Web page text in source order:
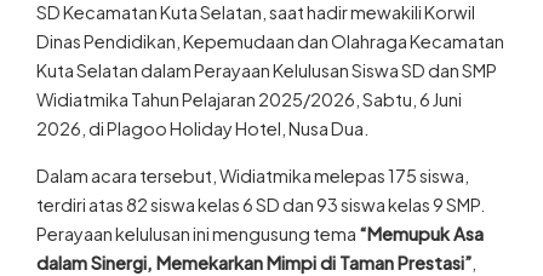
SD Kecamatan Kuta Selatan, saat hadir mewakili Korwil
Dinas Pendidikan, Kepemudaan dan Olahraga Kecamatan
Kuta Selatan dalam Perayaan Kelulusan Siswa SD dan SMP
Widiatmika Tahun Pelajaran 2025/2026, Sabtu, 6 Juni
2026, di Plagoo Holiday Hotel, Nusa Dua.
Dalam acara tersebut, Widiatmika melepas 175 siswa,
terdiri atas 82 siswa kelas 6 SD dan 93 siswa kelas 9 SMP.
Perayaan kelulusan ini mengusung tema “Memupuk Asa
dalam Sinergi, Memekarkan Mimpi di Taman Prestasi”